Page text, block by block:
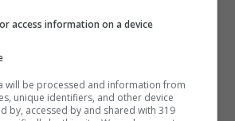
sistemica e
dei
access information on a device
will be processed and information from
unique identifiers, and other device
by, accessed by and shared with 319